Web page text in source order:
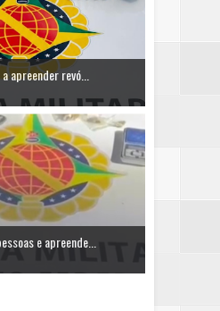
apreender revó...
e apreende...